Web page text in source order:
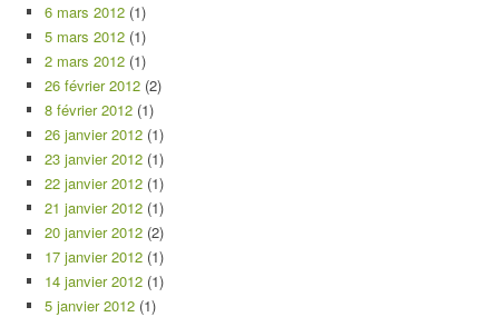
6 mars 2012 (1)
5 mars 2012 (1)
2 mars 2012 (1)
26 février 2012 (2)
8 février 2012 (1)
26 janvier 2012 (1)
23 janvier 2012 (1)
22 janvier 2012 (1)
21 janvier 2012 (1)
20 janvier 2012 (2)
17 janvier 2012 (1)
14 janvier 2012 (1)
5 janvier 2012 (1)